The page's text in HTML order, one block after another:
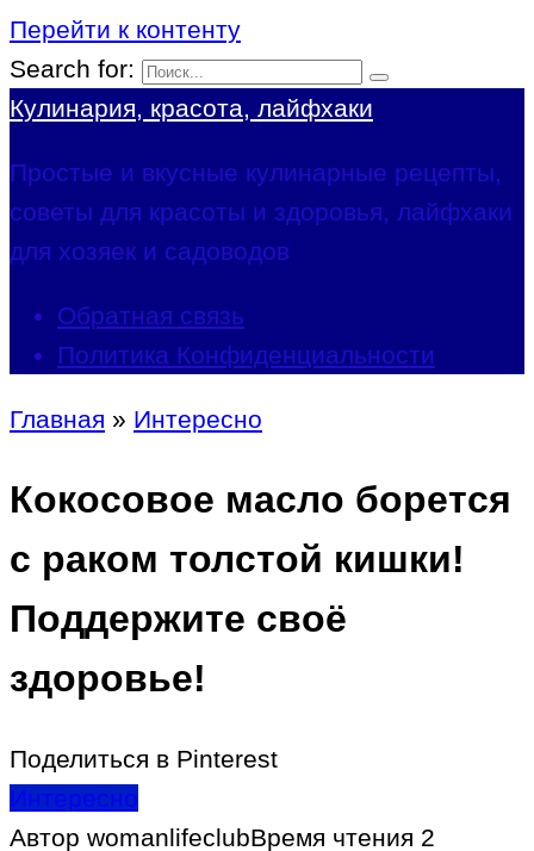
Перейти к контенту
Search for:
Кулинария, красота, лайфхаки
Простые и вкусные кулинарные рецепты,
советы для красоты и здоровья, лайфхаки
для хозяек и садоводов
Обратная связь
Политика Конфиденциальности
Главная » Интересно
Кокосовое масло борется
с раком толстой кишки!
Поддержите своё
здоровье!
Поделиться в Pinterest
Интересно
Автор womanlifeclubВремя чтения 2